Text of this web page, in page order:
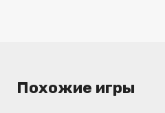
Похожие игры